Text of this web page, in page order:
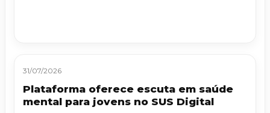
31/07/2026
Plataforma oferece escuta em saúde
mental para jovens no SUS Digital